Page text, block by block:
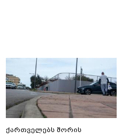
ქართველებს შორის